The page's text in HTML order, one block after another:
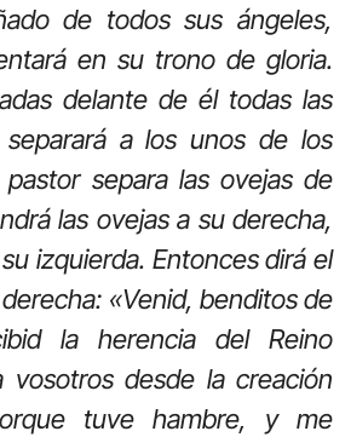
de todos sus ángeles,
en su trono de gloria.
delante de él todas las
a los unos de los
separa las ovejas de
las ovejas a su derecha,
izquierda. Entonces dirá el
«Venid, benditos de
la herencia del Reino
vosotros desde la creación
tuve hambre, y me